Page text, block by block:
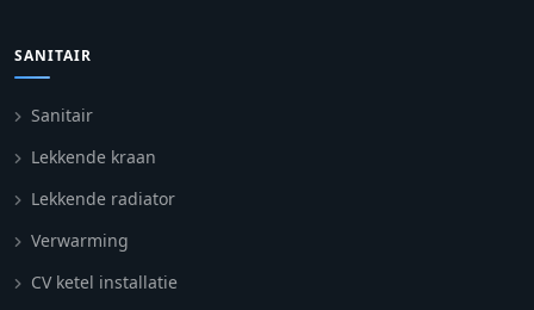
SANITAIR
Sanitair
Lekkende kraan
Lekkende radiator
Verwarming
CV ketel installatie